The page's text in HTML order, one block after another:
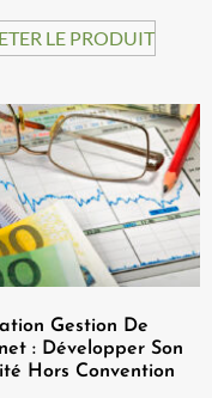
LE PRODUIT
Gestion De
: Développer Son
Hors Convention